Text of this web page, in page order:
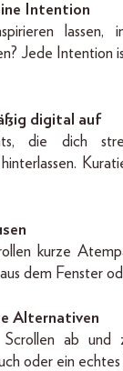
Intention
lassen,
Jede Intention
digital auf
die dich
kurze
dem Fenster
Alternativen
Scrollen ab
oder ein echtes